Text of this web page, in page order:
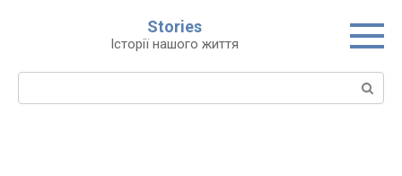
Stories
Історії нашого життя
Пошук: